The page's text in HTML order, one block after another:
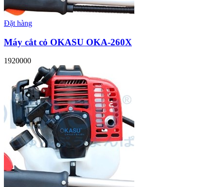
Đặt hàng
Máy cắt cỏ OKASU OKA-260X
1920000